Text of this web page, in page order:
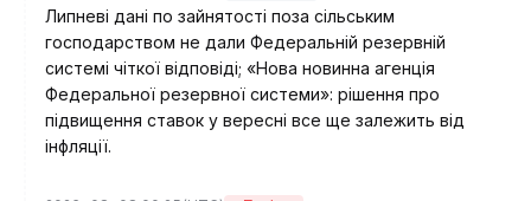
Липневі дані по зайнятості поза сільським
господарством не дали Федеральній резервній
системі чіткої відповіді; «Нова новинна агенція
Федеральної резервної системи»: рішення про
підвищення ставок у вересні все ще залежить від
інфляції.